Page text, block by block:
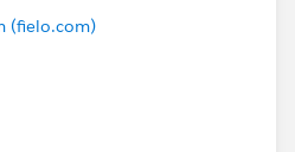
(fielo.com)